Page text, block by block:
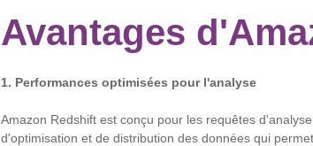
Avantages
1. Performances optimisées pour l'analyse
Amazon Redshift est conçu pour les requêtes
d'optimisation et de distribution des données qui